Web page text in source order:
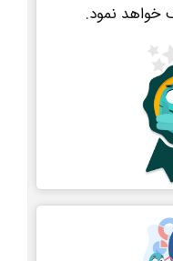
خواهد نمود.